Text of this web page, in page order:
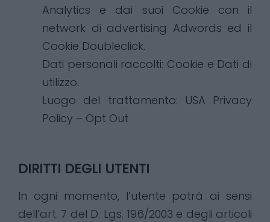
Analytics e dai suoi Cookie con il
network di advertising Adwords ed il
Cookie Doubleclick.
Dati personali raccolti: Cookie e Dati di
utilizzo.
Luogo del trattamento: USA Privacy
Policy – Opt Out
DIRITTI DEGLI UTENTI
In ogni momento, l’utente potrà ai sensi
dell’art. 7 del D. Lgs. 196/2003 e degli articoli